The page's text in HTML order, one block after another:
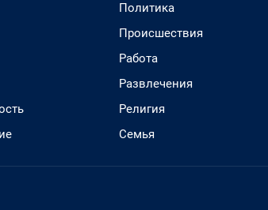
Политика
Происшествия
Работа
Развлечения
Религия
Семья